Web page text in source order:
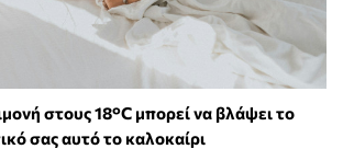
στους 18°C μπορεί να βλάψει το
σας αυτό το καλοκαίρι